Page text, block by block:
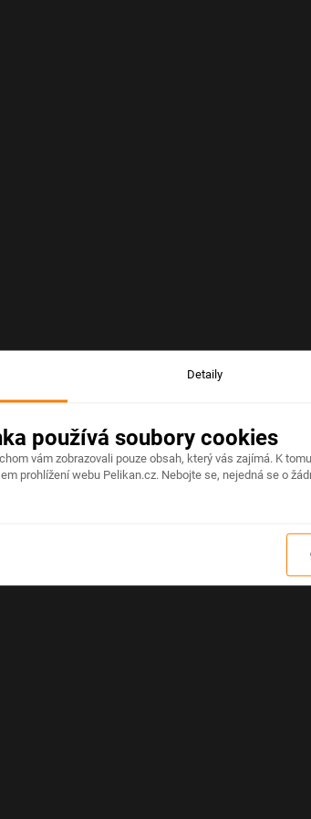
Na stránce došlo k neočekávané
Detaily
používá soubory cookies
vám zobrazovali pouze obsah, který vás zajímá. K
prohlížení webu Pelikan.cz. Nebojte se, nejedná se o